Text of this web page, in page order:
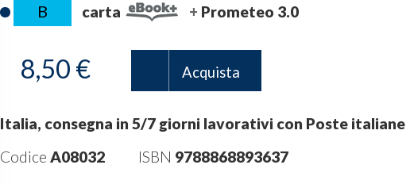
B carta Prometeo 3.0
8,50 € Acquista
Italia, consegna in 5/7 giorni lavorativi con Poste italiane
Codice A08032 ISBN 9788868893637